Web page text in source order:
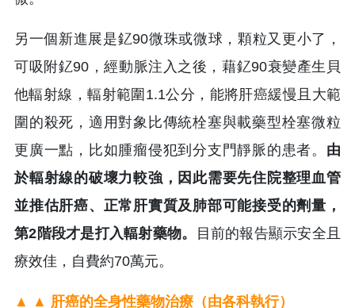
另一個新進展是釔90微珠或微球，顆粒又更小了，
可吸附釔90，經動脈注入之後，藉釔90衰變產生貝
他輻射線，輻射範圍1.1公分，能將肝癌緩慢且大範
圍的殺死，適用對象比傳統栓塞與載藥型栓塞微粒
更廣一點，比如腫瘤侵犯到分支門靜脈的患者。 由
於輻射線的破壞力較強，因此需要先住院整理血管
並推估肝癌、正常肝實質及肺部可能接受的劑量，
第2階段才是打入輻射藥物。
目前的報告顯示安全且
療效佳，自費約70萬元。
▲ ▲ 肝癌的全身性藥物治療（由各科執行）